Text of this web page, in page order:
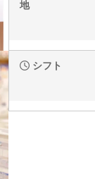
地
シフト